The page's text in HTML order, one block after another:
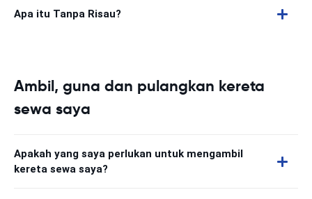
Apa itu Tanpa Risau?
Ambil, guna dan pulangkan kereta
sewa saya
Apakah yang saya perlukan untuk mengambil
kereta sewa saya?